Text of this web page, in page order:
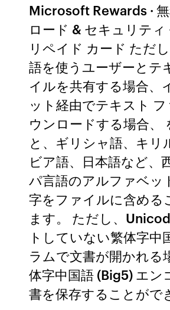
Microsoft Rewards ·
ロード & セキュリティ
リペイド カード ただ
語を使うユーザーとテ
イルを共有する場合、
ット経由でテキスト
ウンロードする場合、
と、ギリシャ語、キリ
ビア語、日本語など、
パ言語のアルファベッ
字をファイルに含める
ます。 ただし、
トしていない繁体字中
ラムで文書が開かれる
体字中国語 (Big5) エン
書を保存することがで